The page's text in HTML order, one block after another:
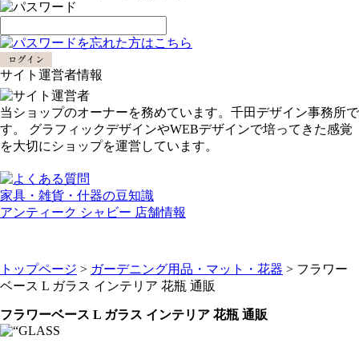
サイト運営者情報
当ショップのオーナーを務めています。千田デザイン事務所で
す。 グラフィックデザインやWEBデザインで培ってきた感覚
を大切にショップを運営しています。
家具・雑貨・什器の豆知識
アンティーク シャビー 店舗情報
トップページ > ガーデニング用品・マット・花器 > フラワー
ベース L ガラス インテリア 花瓶 通販
フラワーベース L ガラス インテリア 花瓶 通販